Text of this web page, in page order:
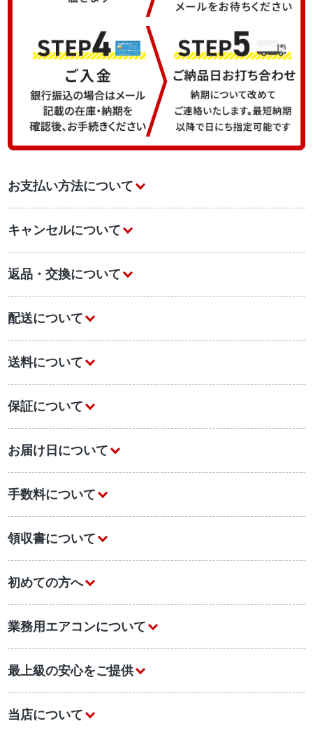
お支払い方法について
キャンセルについて
返品・交換について
配送について
送料について
保証について
お届け日について
手数料について
領収書について
初めての方へ
業務用エアコンについて
最上級の安心をご提供
当店について